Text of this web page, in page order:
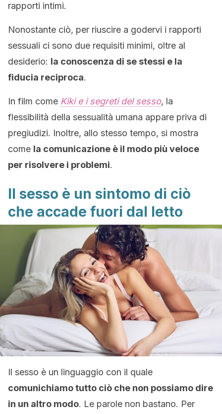
rapporti intimi.
Nonostante ciò, per riuscire a godervi i rapporti
sessuali ci sono due requisiti minimi, oltre al
desiderio: la conoscenza di se stessi e la
fiducia reciproca.
In film come Kiki e i segreti del sesso, la
flessibilità della sessualità umana appare priva di
pregiudizi. Inoltre, allo stesso tempo, si mostra
come la comunicazione è il modo più veloce
per risolvere i problemi.
Il sesso è un sintomo di ciò
che accade fuori dal letto
Il sesso è un linguaggio con il quale
comunichiamo tutto ciò che non possiamo dire
in un altro modo. Le parole non bastano. Per